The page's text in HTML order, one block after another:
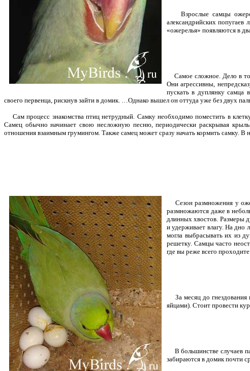
Взрослые самцы
александрийских
«ожерелья» появляются в
Самое сложное. Дело в
Они агрессивны,
пускать в дуплянку самца
своего первенца, рискнув зайти в домик. …Однако вышел он оттуда уже без двух
Сам процесс знакомства птиц нетрудный. Самку необходимо поместить в
Самец обычно начинает свою несложную песню, периодически раскрывая
отношения взаимным грумингом. Также самец может сразу начать кормить самку. В
Сезон размножения у
размножаются даже в
длинных хвостов. Размеры
и удерживает влагу. На дно
могла выбрасывать их из
решетку. Самцы часто
где вы реже всего
За месяц до гнездования
яйцами). Стоит провести
В большинстве случаев
забираются в домик почти